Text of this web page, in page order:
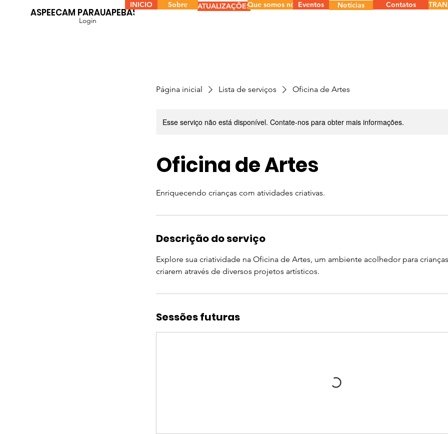
ASPEECAM PARAUAPEBAS
Login
INICIO ATUALIZAÇÕES
Sobre Que somos nós Eventos Notícias Contatos
Página inicial Lista de serviços Oficina de Artes
Esse serviço não está disponível. Contate-nos para obter mais informações.
Oficina de Artes
Enriquecendo crianças com atividades criativas.
Descrição do serviço
Explore sua criatividade na Oficina de Artes, um ambiente acolhedor para
criarem através de diversos projetos artísticos.
Sessões futuras